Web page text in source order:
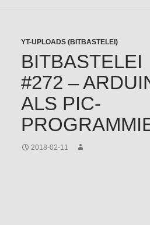
YT-UPLOADS (BITBASTELEI)
BITBASTELEI
#272 –
ALS PIC-
2018-02-11